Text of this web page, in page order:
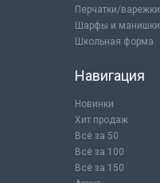
Перчатки/варежки
Шарфы и манишки
Школьная форма
Навигация
Новинки
Хит продаж
Всё за 50
Всё за 100
Всё за 150